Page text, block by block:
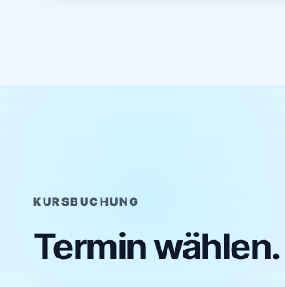
KURSBUCHUNG
Termin wählen.